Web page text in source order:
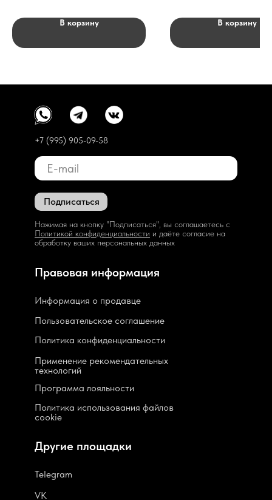
В корзину В корзину
Подписаться
Нажимая на кнопку "Подписаться", вы соглашаетесь с
Политикой конфиденциальности и даёте согласие на
обработку ваших персональных данных
Пользовательское соглашение
Политика конфиденциальности
Программа лояльности
Политика использования файлов
cookie
Применение рекомендательных
технологий
Информация о продавце
Telegram
VK
Правовая информация
Другие площадки
+7 (995) 905-09-58